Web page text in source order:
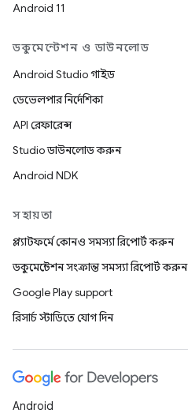
Android 11
ডকুমেন্টেশন ও ডাউনলোড
Android Studio গাইড
ডেভেলপার নির্দেশিকা
API রেফারেন্স
Studio ডাউনলোড করুন
Android NDK
সহায়তা
প্ল্যাটফর্মে কোনও সমস্যা রিপোর্ট করুন
ডকুমেন্টেশন সংক্রান্ত সমস্যা রিপোর্ট করুন
Google Play support
রিসার্চ স্টাডিতে যোগ দিন
Android